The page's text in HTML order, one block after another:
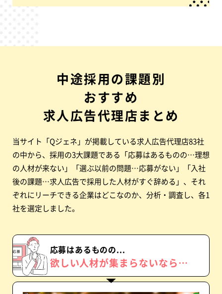
中途採用の課題別
おすすめ
求人広告代理店まとめ
当サイト「Qジェネ」が掲載している求人広告代理店83社
の中から、採用の3大課題である「応募はあるものの…理想
の人材が来ない」「選ぶ以前の問題…応募がない」「入社
後の課題…求人広告で採用した人材がすぐ辞める」、それ
ぞれにリーチできる企業はどこなのか、分析・調査し、各1
社を選定しました。
応募はあるものの...
欲しい人材が集まらないなら…